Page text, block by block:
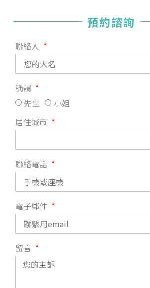
預約諮詢
聯絡人
稱謂
先生
小姐
居住城市
聯絡電話
電子郵件
留言